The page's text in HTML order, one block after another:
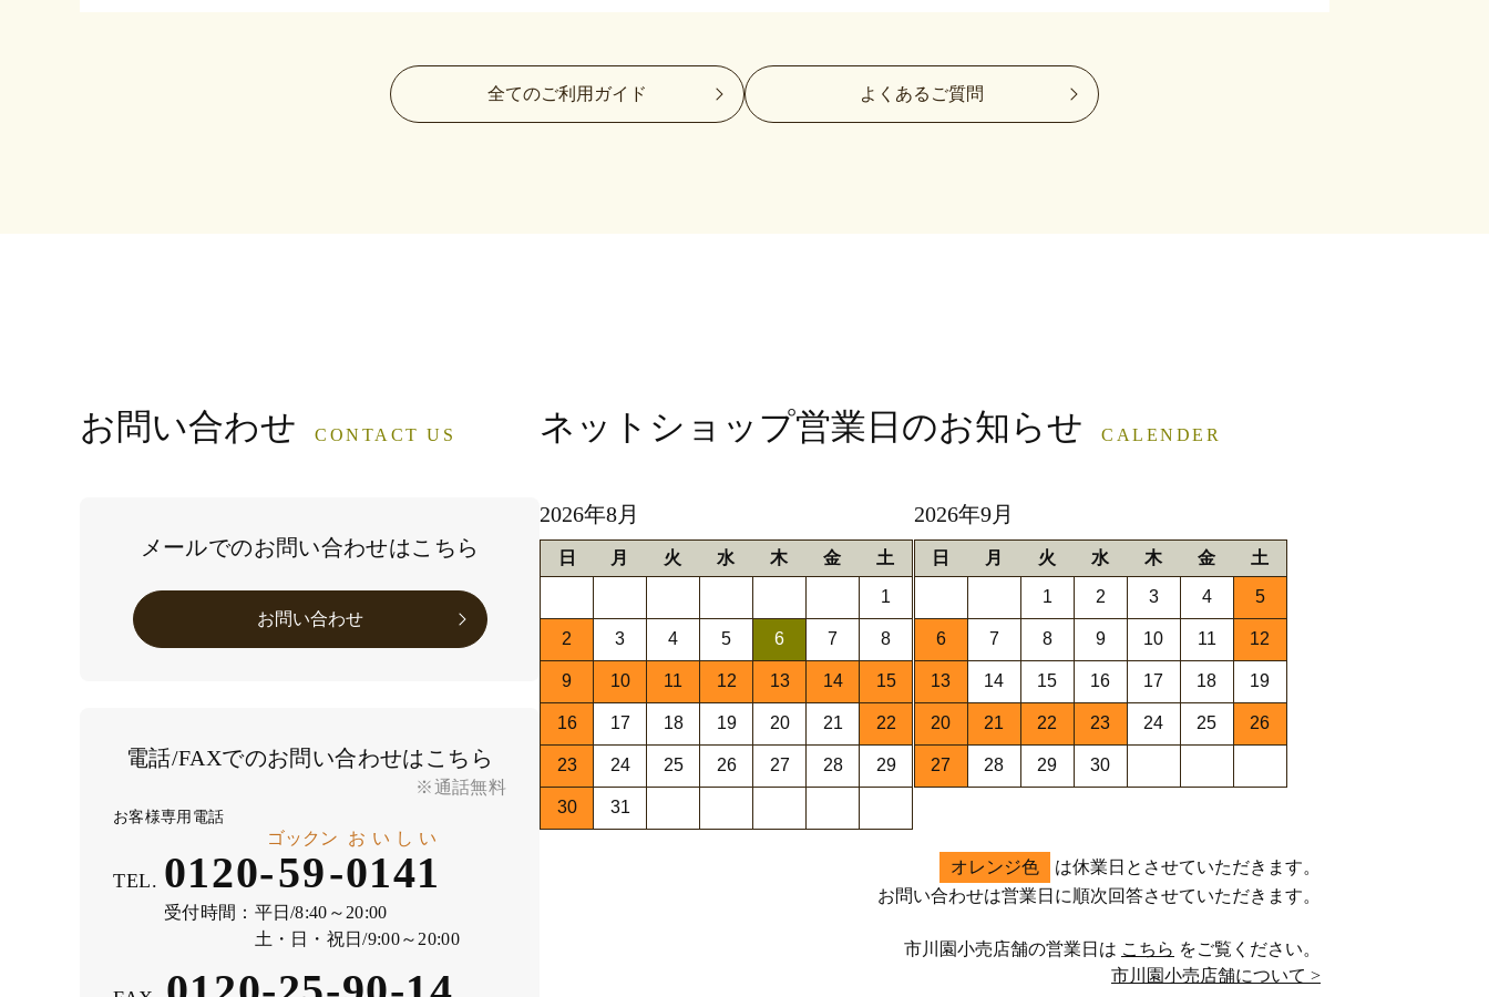
全てのご利用ガイド よくあるご質問
お問い合わせ CONTACT US
メールでのお問い合わせはこちら
お問い合わせ
電話/FAXでのお問い合わせはこちら
※通話無料
お客様専用電話
TEL. 0120-59
ゴックン
-0141
おいしい
受付時間： 平日/8:40～20:00
土・日・祝日/9:00～20:00
ネットショップ営業日 のお知らせ CALENDER
2026年8月
日 月 火 水 木 金 土
1
2 3 4 5 6 7 8
9 10 11 12 13 14 15
16 17 18 19 20 21 22
23 24 25 26 27 28 29
30 31
2026年9月
日 月 火 水 木 金 土
1 2 3 4 5
6 7 8 9 10 11 12
13 14 15 16 17 18 19
20 21 22 23 24 25 26
27 28 29 30
オレンジ色
は休業日とさせていただきます。
お問い合わせは営業日に順次回答させていただきます。
市川園小売店舗の営業日は こちら をご覧ください。
市川園小売店舗について >